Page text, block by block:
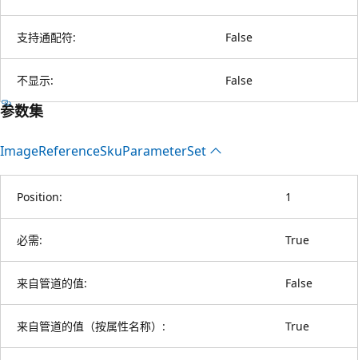
支持通配符: False
不显示: False
参数集
ImageReferenceSkuParameterSet
Position: 1
必需: True
来自管道的值: False
来自管道的值（按属性名称）: True